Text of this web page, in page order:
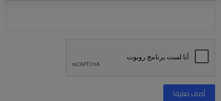
أضف تعليقا